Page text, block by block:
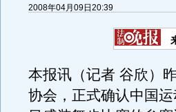
2008年04月09日20:39
本报讯（记者 谷欣）
协会，正式确认中国